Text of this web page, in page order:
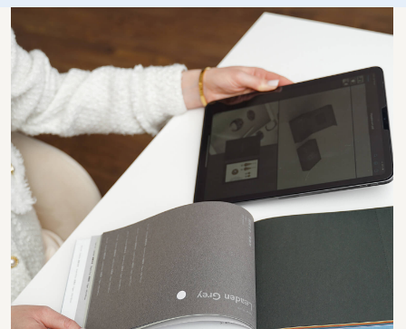
+7
Даю согласие
на обработку моих персональных данных
в соответствии с
политикой конфиденциальности
Даю согласие на получение информационной
и рекламной рассылки